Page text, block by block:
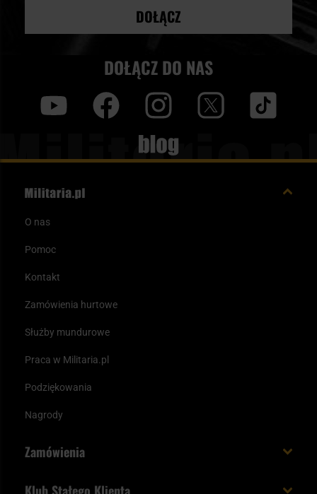
DOŁĄCZ
DOŁĄCZ DO NAS
Blog
O nas
Pomoc
Kontakt
Zamówienia hurtowe
Służby mundurowe
Praca w Militaria.pl
Podziękowania
Nagrody
Zamówienia